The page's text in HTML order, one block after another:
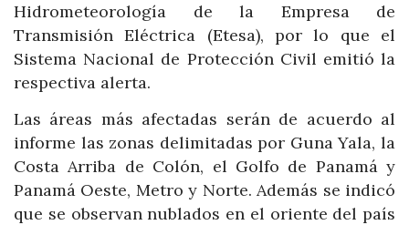
Hidrometeorología de la Empresa de
Transmisión Eléctrica (Etesa), por lo que el
Sistema Nacional de Protección Civil emitió la
respectiva alerta.
Las áreas más afectadas serán de acuerdo al
informe las zonas delimitadas por Guna Yala, la
Costa Arriba de Colón, el Golfo de Panamá y
Panamá Oeste, Metro y Norte. Además se indicó
que se observan nublados en el oriente del país